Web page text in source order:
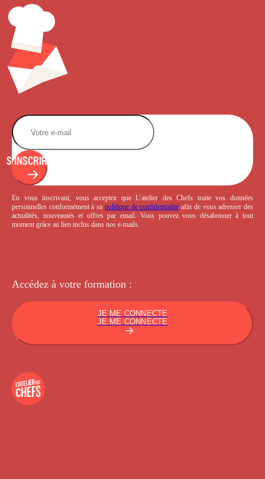
S'INSCRIRE
En vous inscrivant, vous acceptez que L’atelier des Chefs traite vos données
personnelles conformément à sa politique de confidentialité afin de vous adresser des
actualités, nouveautés et offres par email. Vous pouvez vous désabonner à tout
moment grâce au lien inclus dans nos e-mails.
Accédez à votre formation :
JE ME CONNECTE
JE ME CONNECTE